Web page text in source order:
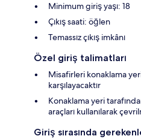
Minimum giriş yaşı: 18
Çıkış saati: öğlen
Temassız çıkış imkânı
Özel giriş talimatları
Misafirleri konaklama
karşılayacaktır
Konaklama yeri
araçları kullanılarak
Giriş sırasında